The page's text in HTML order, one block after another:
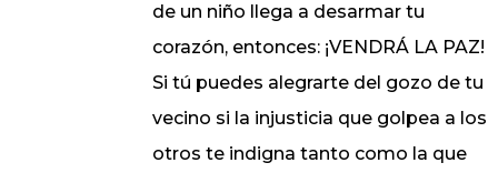
de un niño llega a desarmar tu
corazón, entonces: ¡VENDRÁ LA PAZ!
Si tú puedes alegrarte del gozo de tu
vecino si la injusticia que golpea a los
otros te indigna tanto como la que